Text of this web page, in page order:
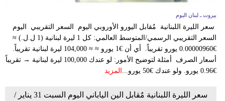
بيروت ـ لبنان اليوم
سعر الليرة اللبنانية مٌقابل اليورو الأوروبي اليوم السعر التقريبي اليوم
السعر التقريبي الرسمي/المتوسط العالمي: كل 1 ليرة لبنانية (1 ل.ل.) ≈
€0.00000960 يورو تقريباً. أي أن €1 يورو ≈ ≈ 104,000 ليرة لبنانية تقريباً.
أسعار الصرف أمثلة لتوضيح الأمور: لو عندك 100,000 ليرة لبنانية → تقريباً
€0.96 يورو. ولو عندك €50 يورو...
المزيد
سعر الليرة اللبنانية مٌقابل الين الياباني اليوم السبت 31 يناير /